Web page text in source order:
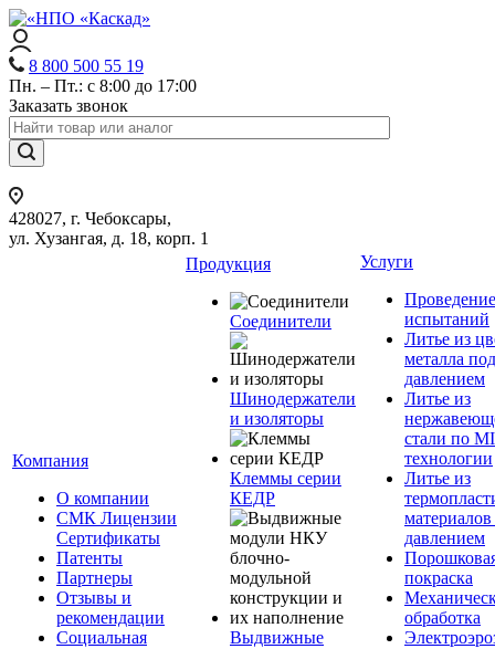
8 800 500 55 19
Пн. – Пт.: с 8:00 до 17:00
Заказать звонок
428027, г. Чебоксары,
ул. Хузангая, д. 18, корп. 1
Компания
О компании
СМК Лицензии
Сертификаты
Патенты
Партнеры
Отзывы и
рекомендации
Социальная
Продукция
Соединители
Шинодержатели
и изоляторы
Клеммы серии
КЕДР
Выдвижные
Услуги
Проведение
испытаний
Литье из
металла под
давлением
Литье из
стали по
технологии
Литье из
давлением
покраска
обработка